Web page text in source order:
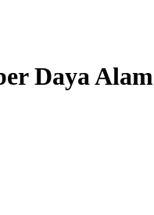
Daya Alam